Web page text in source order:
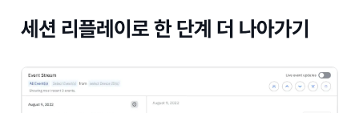
세션 리플레이로 한 단계 더 나아가기